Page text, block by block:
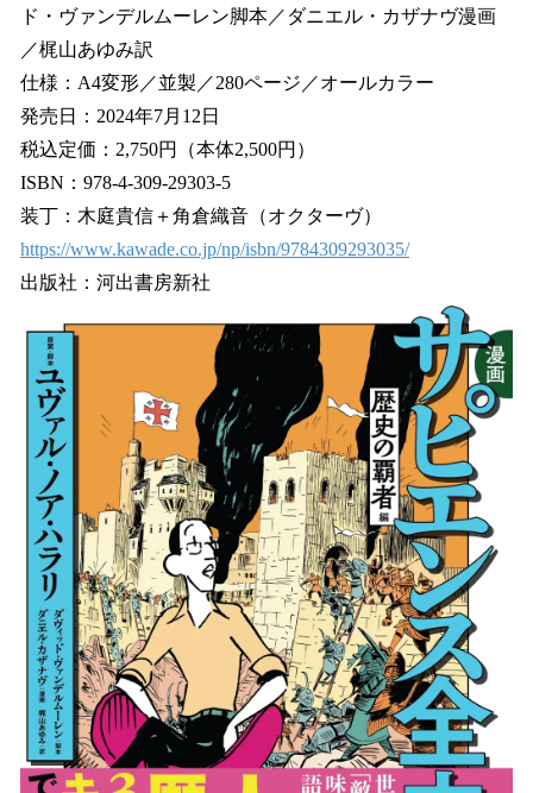
ド・ヴァンデルムーレン脚本／ダニエル・カザナヴ漫画
／梶山あゆみ訳
仕様：A4変形／並製／280ページ／オールカラー
発売⽇：2024年7⽉12日
税込定価：2,750円（本体2,500円）
ISBN：978-4-309-29303-5
装丁：木庭貴信＋角倉織音（オクターヴ）
https://www.kawade.co.jp/np/isbn/9784309293035/
出版社：河出書房新社